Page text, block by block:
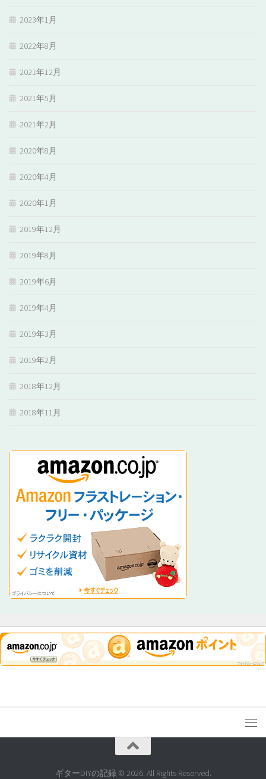
2023年1月
2022年8月
2021年12月
2021年5月
2021年2月
2020年8月
2020年4月
2020年1月
2019年12月
2019年8月
2019年6月
2019年4月
2019年3月
2019年2月
2018年12月
2018年11月
ギターDIYの記録 © 2026. All Rights Reserved.